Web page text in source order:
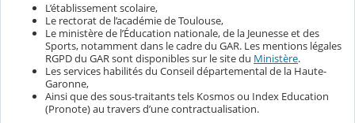
L’établissement scolaire,
Le rectorat de l’académie de Toulouse,
Le ministère de l’Éducation nationale, de la Jeunesse et des
Sports, notamment dans le cadre du GAR. Les mentions légales
RGPD du GAR sont disponibles sur le site du Ministère.
Les services habilités du Conseil départemental de la Haute-
Garonne,
Ainsi que des sous-traitants tels Kosmos ou Index Education
(Pronote) au travers d’une contractualisation.